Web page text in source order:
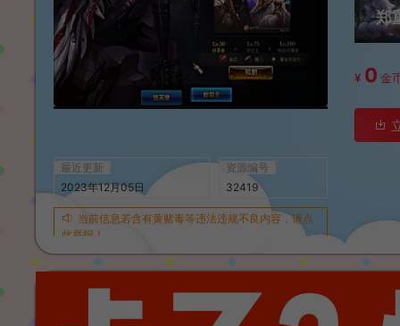
最近更新
2023年12月05日
资源编号
32419
当前信息若含有黄赌毒等违法违规不良内容，请点
此举报！
郑
¥ 0 金